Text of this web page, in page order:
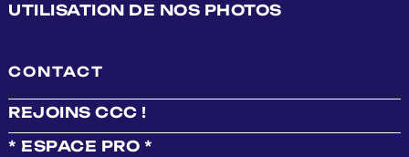
UTILISATION DE NOS PHOTOS
CONTACT
REJOINS CCC !
* ESPACE PRO *